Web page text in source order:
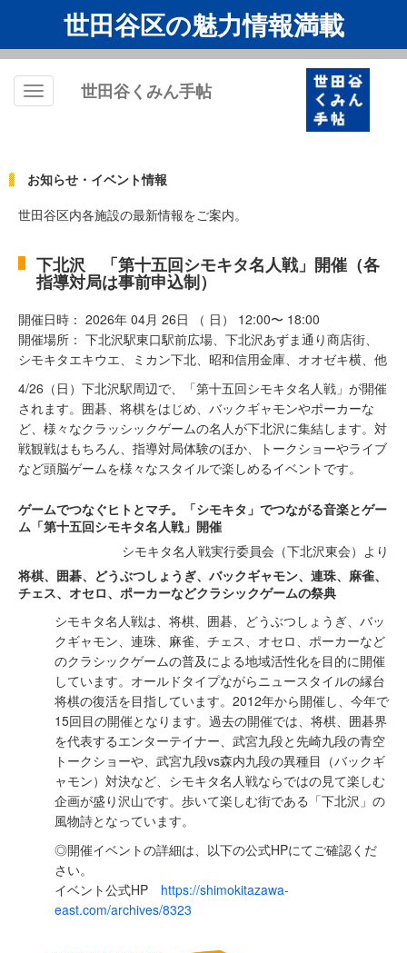
世田谷区の魅力情報満載
Toggle
世田谷くみん手帖
お知らせ・イベント情報
世田谷区内各施設の最新情報をご案内。
下北沢 「第十五回シモキタ名人戦」開催（各
指導対局は事前申込制）
開催日時： 2026年 04月 26日 （ 日） 12:00〜 18:00
開催場所： 下北沢駅東口駅前広場、下北沢あずま通り商店街、
シモキタエキウエ、ミカン下北、昭和信用金庫、オオゼキ横、他
4/26（日）下北沢駅周辺で、「第十五回シモキタ名人戦」が開催
されます。囲碁、将棋をはじめ、バックギャモンやポーカーな
ど、様々なクラッシックゲームの名人が下北沢に集結します。対
戦観戦はもちろん、指導対局体験のほか、トークショーやライブ
など頭脳ゲームを様々なスタイルで楽しめるイベントです。
ゲームでつなぐヒトとマチ。「シモキタ」でつながる音楽とゲー
ム「第十五回シモキタ名人戦」開催
シモキタ名人戦実行委員会（下北沢東会）より
将棋、囲碁、どうぶつしょうぎ、バックギャモン、連珠、麻雀、
チェス、オセロ、ポーカーなどクラシックゲームの祭典
シモキタ名人戦は、将棋、囲碁、どうぶつしょうぎ、バッ
クギャモン、連珠、麻雀、チェス、オセロ、ポーカーなど
のクラシックゲームの普及による地域活性化を目的に開催
しています。オールドタイプながらニュースタイルの縁台
将棋の復活を目指しています。2012年から開催し、今年で
15回目の開催となります。過去の開催では、将棋、囲碁界
を代表するエンターテイナー、武宮九段と先崎九段の青空
トークショーや、武宮九段vs森内九段の異種目（バックギ
ャモン）対決など、シモキタ名人戦ならではの見て楽しむ
企画が盛り沢山です。歩いて楽しむ街である「下北沢」の
風物詩となっています。
◎開催イベントの詳細は、以下の公式HPにてご確認くだ
さい。
イベント公式HP https://shimokitazawa-
east.com/archives/8323